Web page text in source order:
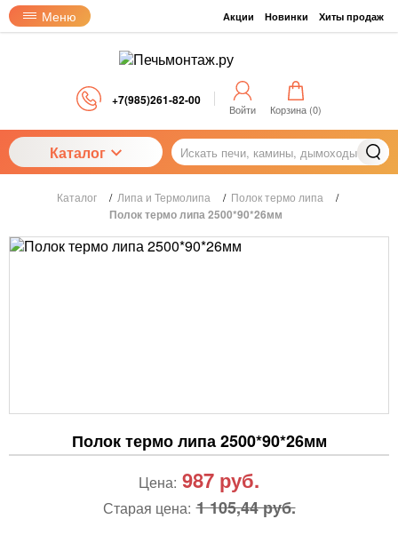
Меню Акции Новинки Хиты продаж
+7(985)261-82-00
Войти Корзина (0)
Каталог
Каталог / Липа и Термолипа / Полок термо липа /
Полок термо липа 2500*90*26мм
Полок термо липа 2500*90*26мм
Цена: 987 руб.
Старая цена: 1 105,44 руб.